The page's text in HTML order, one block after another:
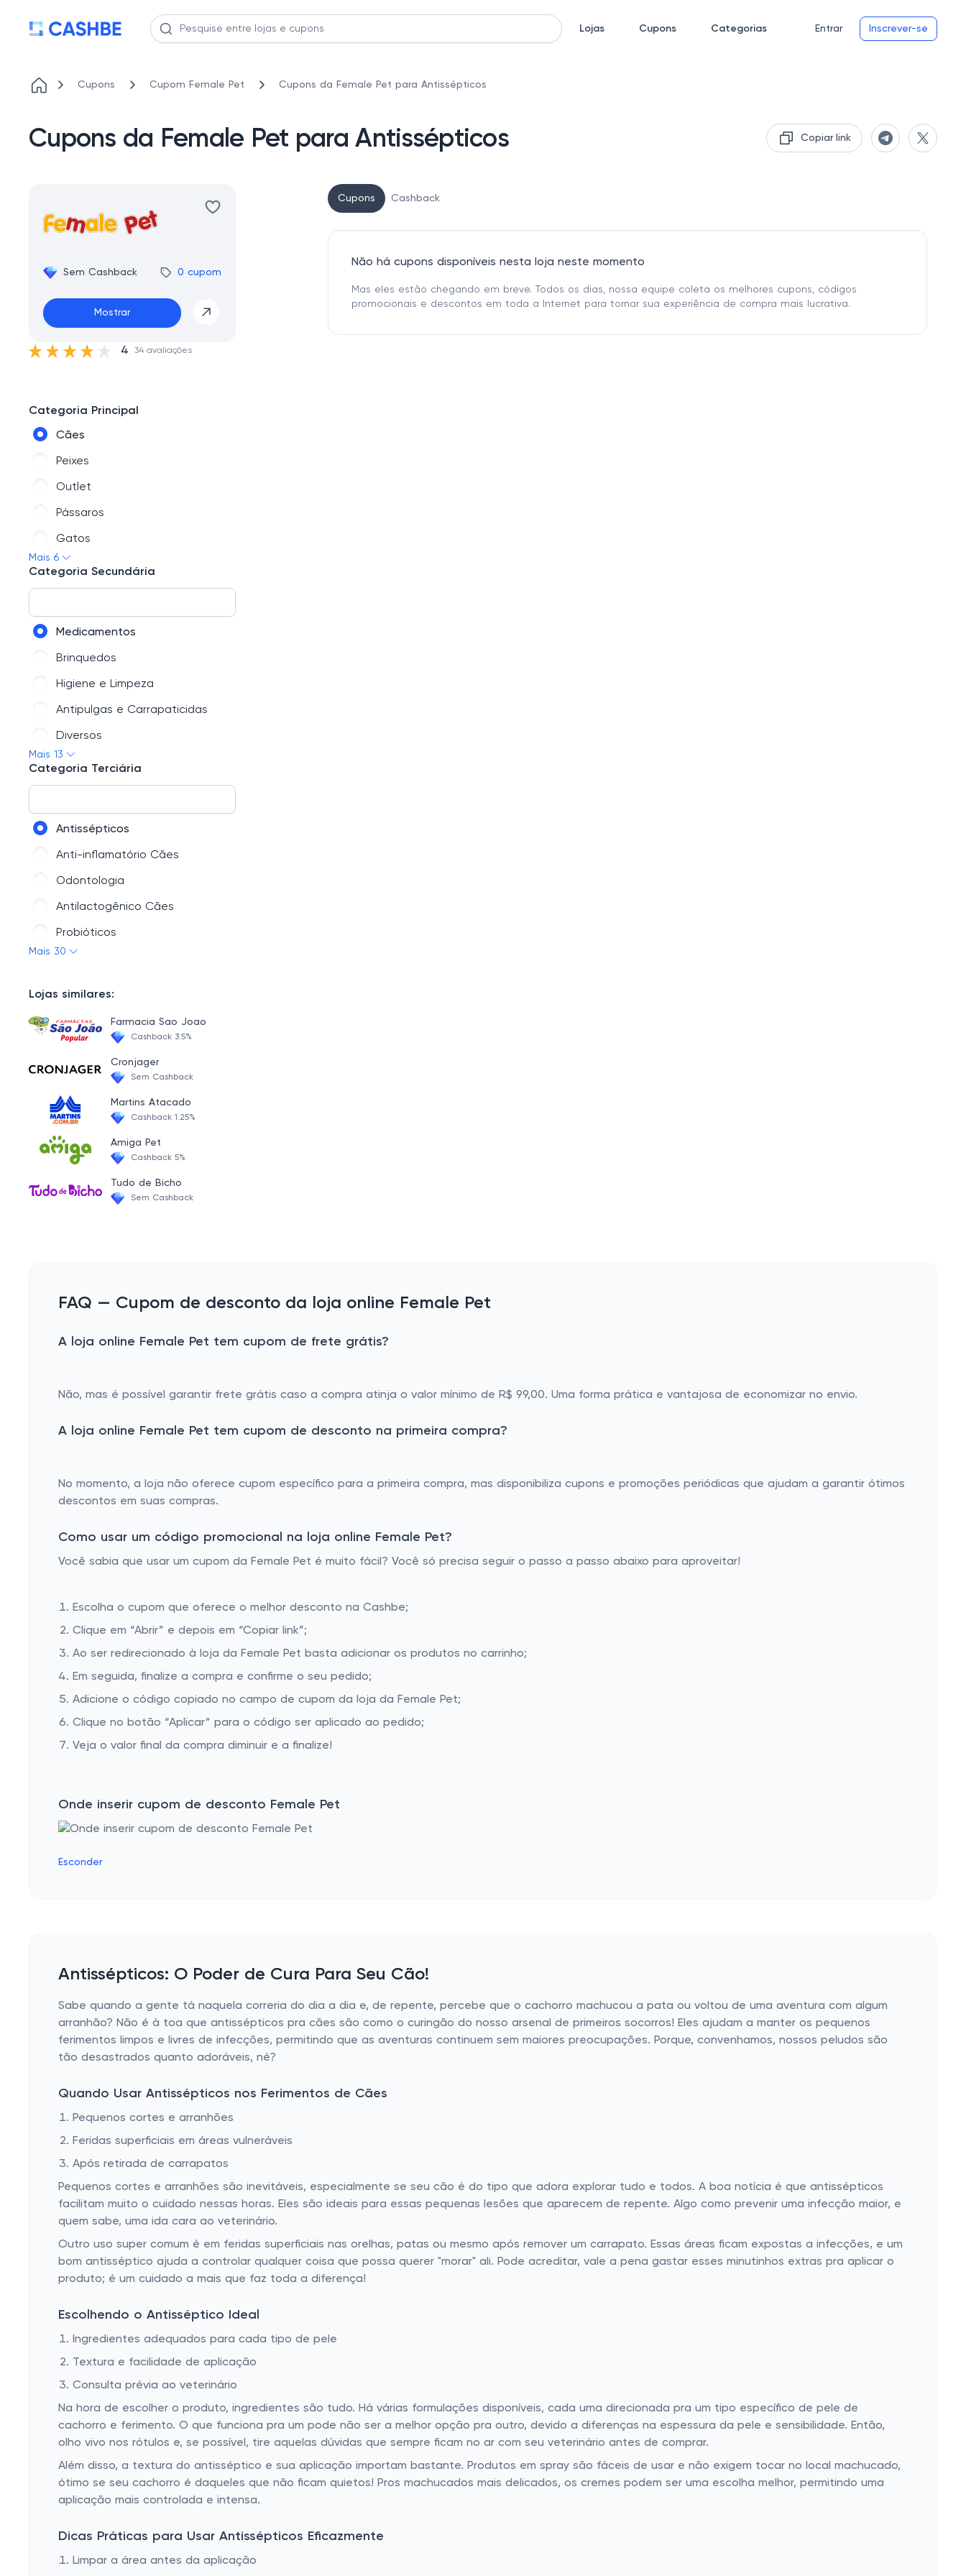
Lojas Cupons Categorias Entrar Inscrever-se
Cupons Cupom Female Pet Cupons da Female Pet para Antissépticos
Cupons da Female Pet para Antissépticos Copiar link
Sem Cashback 0 cupom
Mostrar
4 34 avaliações
Categoria Principal
Cães
Peixes
Outlet
Pássaros
Gatos
Outros Pets
Mais 6
Categoria Secundária
Medicamentos
Brinquedos
Higiene e Limpeza
Antipulgas e Carrapaticidas
Diversos
Coleiras e Guias
Camas e Almofadas
Comedouros e Bebedouros
Mais 13
Categoria Terciária
Antissépticos
Anti-inflamatório Cães
Odontologia
Antilactogênico Cães
Probióticos
OdontoPet
Cicatrizantes
Antibiótico Cães
Otológicos
Antipulgas e Carrapatos Cães
Tratamento para Pele Cães
Antiparasitário
Anti estresse
Analgésicos
Floral
Antiácidos
Mais 30
Lojas similares:
Farmacia Sao Joao
Cashback 3.5%
Cronjager
Sem Cashback
Martins Atacado
Cashback 1.25%
Amiga Pet
Cashback 5%
Tudo de Bicho
Sem Cashback
Cupons Cashback
Não há cupons disponíveis nesta loja neste momento
Mas eles estão chegando em breve. Todos os dias, nossa equipe coleta os melhores cupons, códigos
promocionais e descontos em toda a Internet para tornar sua experiência de compra mais lucrativa.
FAQ — Cupom de desconto da loja online Female Pet
A loja online Female Pet tem cupom de frete grátis?
Não, mas é possível garantir frete grátis caso a compra atinja o valor mínimo de R$ 99,00. Uma forma prática e vantajosa de economizar no envio.
A loja online Female Pet tem cupom de desconto na primeira compra?
No momento, a loja não oferece cupom específico para a primeira compra, mas disponibiliza cupons e promoções periódicas que ajudam a garantir ótimos
descontos em suas compras.
Como usar um código promocional na loja online Female Pet?
Você sabia que usar um cupom da Female Pet é muito fácil? Você só precisa seguir o passo a passo abaixo para aproveitar!
Escolha o cupom que oferece o melhor desconto na Cashbe;
Clique em “Abrir” e depois em “Copiar link”;
Ao ser redirecionado à loja da Female Pet basta adicionar os produtos no carrinho;
Em seguida, finalize a compra e confirme o seu pedido;
Adicione o código copiado no campo de cupom da loja da Female Pet;
Clique no botão “Aplicar” para o código ser aplicado ao pedido;
Veja o valor final da compra diminuir e a finalize!
Onde inserir cupom de desconto Female Pet
Esconder
Antissépticos: O Poder de Cura Para Seu Cão!
Sabe quando a gente tá naquela correria do dia a dia e, de repente, percebe que o cachorro machucou a pata ou voltou de uma aventura com algum
arranhão? Não é à toa que antissépticos pra cães são como o curingão do nosso arsenal de primeiros socorros! Eles ajudam a manter os pequenos
ferimentos limpos e livres de infecções, permitindo que as aventuras continuem sem maiores preocupações. Porque, convenhamos, nossos peludos são
tão desastrados quanto adoráveis, né?
Quando Usar Antissépticos nos Ferimentos de Cães
Pequenos cortes e arranhões
Feridas superficiais em áreas vulneráveis
Após retirada de carrapatos
Pequenos cortes e arranhões são inevitáveis, especialmente se seu cão é do tipo que adora explorar tudo e todos. A boa notícia é que antissépticos
facilitam muito o cuidado nessas horas. Eles são ideais para essas pequenas lesões que aparecem de repente. Algo como prevenir uma infecção maior, e
quem sabe, uma ida cara ao veterinário.
Outro uso super comum é em feridas superficiais nas orelhas, patas ou mesmo após remover um carrapato. Essas áreas ficam expostas a infecções, e um
bom antisséptico ajuda a controlar qualquer coisa que possa querer "morar" ali. Pode acreditar, vale a pena gastar esses minutinhos extras pra aplicar o
produto; é um cuidado a mais que faz toda a diferença!
Escolhendo o Antisséptico Ideal
Ingredientes adequados para cada tipo de pele
Textura e facilidade de aplicação
Consulta prévia ao veterinário
Na hora de escolher o produto, ingredientes são tudo. Há várias formulações disponíveis, cada uma direcionada pra um tipo específico de pele de
cachorro e ferimento. O que funciona pra um pode não ser a melhor opção pra outro, devido a diferenças na espessura da pele e sensibilidade. Então,
olho vivo nos rótulos e, se possível, tire aquelas dúvidas que sempre ficam no ar com seu veterinário antes de comprar.
Além disso, a textura do antisséptico e sua aplicação importam bastante. Produtos em spray são fáceis de usar e não exigem tocar no local machucado,
ótimo se seu cachorro é daqueles que não ficam quietos! Pros machucados mais delicados, os cremes podem ser uma escolha melhor, permitindo uma
aplicação mais controlada e intensa.
Dicas Práticas para Usar Antissépticos Eficazmente
Limpar a área antes da aplicação